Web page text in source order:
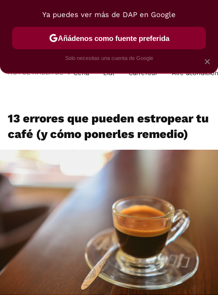
POSTRES VIAJES SELECCIÓN VEGUI
HOY SE HABLA DE Cena Lidl Carrefour Aire
13 errores que pueden estropear tu
café (y cómo ponerles remedio)
×
Ya puedes ver más de DAP en Google
Añádenos como fuente preferida
Solo necesitas una cuenta de Google